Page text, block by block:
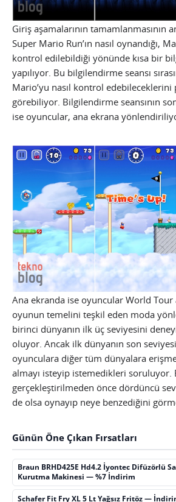
Giriş aşamalarının tamamlanmasının
Super Mario Run’ın nasıl oynandığı,
kontrol edilebildiği yönünde kısa bir
yapılıyor. Bu bilgilendirme seansı
Mario’yu nasıl kontrol
görebiliyor. Bilgilendirme seansının
ise oyuncular, ana ekrana
Ana ekranda ise oyuncular World Tour
oyunun temelini teşkil eden moda
birinci dünyanın ilk üç seviyesini
oluyor. Ancak ilk dünyanın son
oyunculara diğer tüm dünyalara erişme
almayı isteyip istemedikleri soruluyor.
gerçekleştirilmeden önce dördüncü
de olsa oynayıp neye benzediğini
Günün Öne Çıkan Fırsatları
Braun BRHD425E Hd4.2 İyontec Difüzörlü
Kurutma Makinesi — %7 İndirim
Schafer Fit Fry XL 5 Lt Yağsız Fritöz —